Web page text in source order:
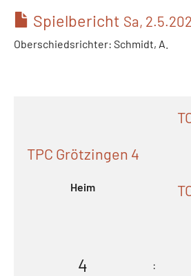
Spielbericht Sa,
Oberschiedsrichter: Schmidt, A.
TPC Grötzingen 4
Heim
4 :